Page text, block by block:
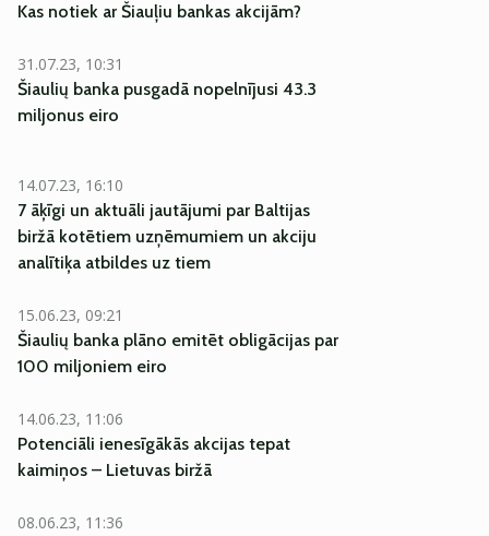
Kas notiek ar Šiauļiu bankas akcijām?
31.07.23, 10:31
Šiaulių banka pusgadā nopelnījusi 43.3
miljonus eiro
14.07.23, 16:10
7 āķīgi un aktuāli jautājumi par Baltijas
biržā kotētiem uzņēmumiem un akciju
analītiķa atbildes uz tiem
15.06.23, 09:21
Šiaulių banka plāno emitēt obligācijas par
100 miljoniem eiro
14.06.23, 11:06
Potenciāli ienesīgākās akcijas tepat
kaimiņos – Lietuvas biržā
08.06.23, 11:36